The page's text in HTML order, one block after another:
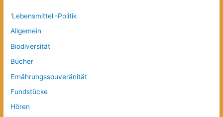
'Lebensmittel'-Politik
Allgemein
Biodiversität
Bücher
Ernährungssouveränität
Fundstücke
Hören